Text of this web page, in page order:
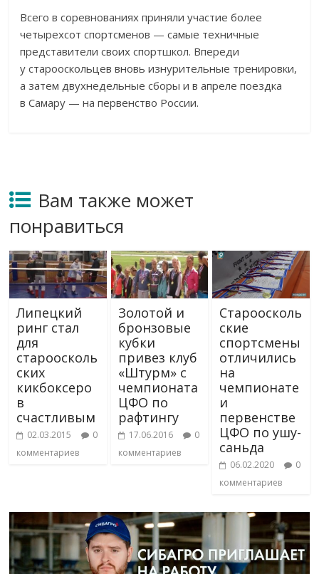
Всего в соревнованиях приняли участие более
четырехсот спортсменов — самые техничные
представители своих спортшкол. Впереди
у старооскольцев вновь изнурительные тренировки,
а затем двухнедельные сборы и в апреле поездка
в Самару — на первенство России.
Вам также может
понравиться
Липецкий
ринг стал
для
староосколь
ских
кикбоксеро
в
счастливым
02.03.2015
0
комментариев
Золотой и
бронзовые
кубки
привез клуб
«Штурм» с
чемпионата
ЦФО по
рафтингу
17.06.2016
0
комментариев
Староосколь
ские
спортсмены
отличились
на
чемпионате
и
первенстве
ЦФО по ушу-
саньда
06.02.2020
0
комментариев